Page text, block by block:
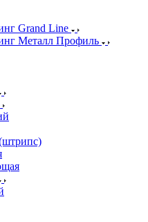
Grand Line
Металл Профиль